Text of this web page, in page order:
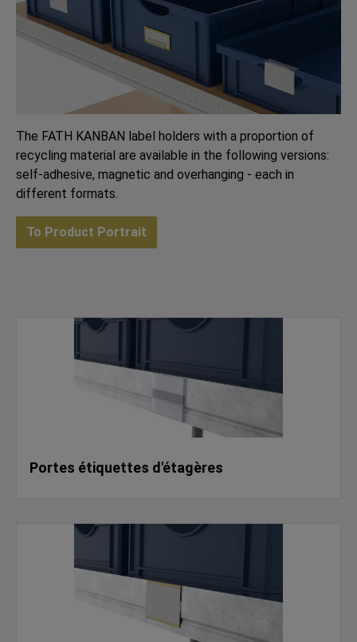
The FATH KANBAN label holders with a proportion of
recycling material are available in the following versions:
self-adhesive, magnetic and overhanging - each in
different formats.
To Product Portrait
Portes étiquettes d'étagères